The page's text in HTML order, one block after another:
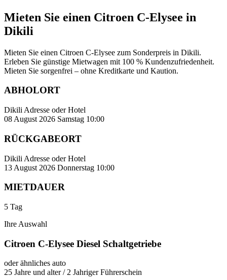
Mieten Sie einen Citroen C-Elysee in
Dikili
Mieten Sie einen Citroen C-Elysee zum Sonderpreis in Dikili.
Erleben Sie günstige Mietwagen mit 100 % Kundenzufriedenheit.
Mieten Sie sorgenfrei – ohne Kreditkarte und Kaution.
ABHOLORT
Dikili Adresse oder Hotel
08 August 2026 Samstag 10:00
RÜCKGABEORT
Dikili Adresse oder Hotel
13 August 2026 Donnerstag 10:00
MIETDAUER
5 Tag
Ihre Auswahl
Citroen C-Elysee Diesel Schaltgetriebe
oder ähnliches auto
25 Jahre und alter / 2 Jahriger Führerschein